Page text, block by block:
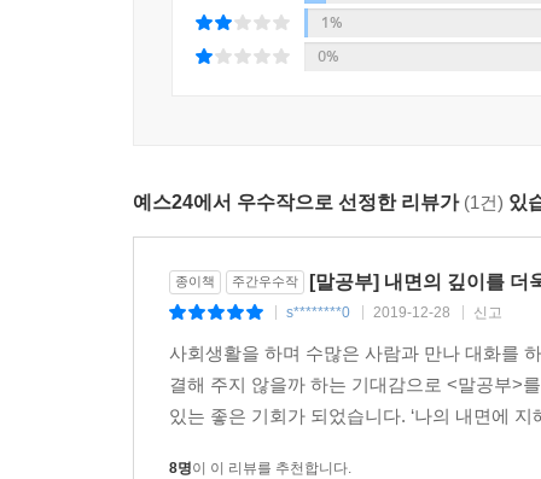
드러나고 만다. 그래서 사람의 마음을 움직이고,
말하고 싶어 하는가, 무엇을 생각하고 있는가,
사람공부, 더 나아가 인생공부를 함께 시도한다
“내면의 힘이 말의 힘이 되고, 내면의 충실함
인문고전이야말로 말공부의 가장 훌륭한 교재가 될
말을 제대로 품격있게 하는 자가 사람의 마음을 읽
저자는 《논어》를 읽으면서 중요한 사실 하나를
공자가 제자들이나 위정자들을 가르치는 과정이
1%
0%
예스24에서 우수작으로 선정한 리뷰가 (1건) 있
종이책 주간우수작 [말공부] 내면의 깊이를 더
s********0 2019-12-28 신고
사회생활을 하며 수많은 사람과 만나 대화를
결해 주지 않을까 하는 기대감으로 <말공부>
있는 좋은 기회가 되었습니다. ‘나의 내면에
8명이 이 리뷰를 추천합니다.